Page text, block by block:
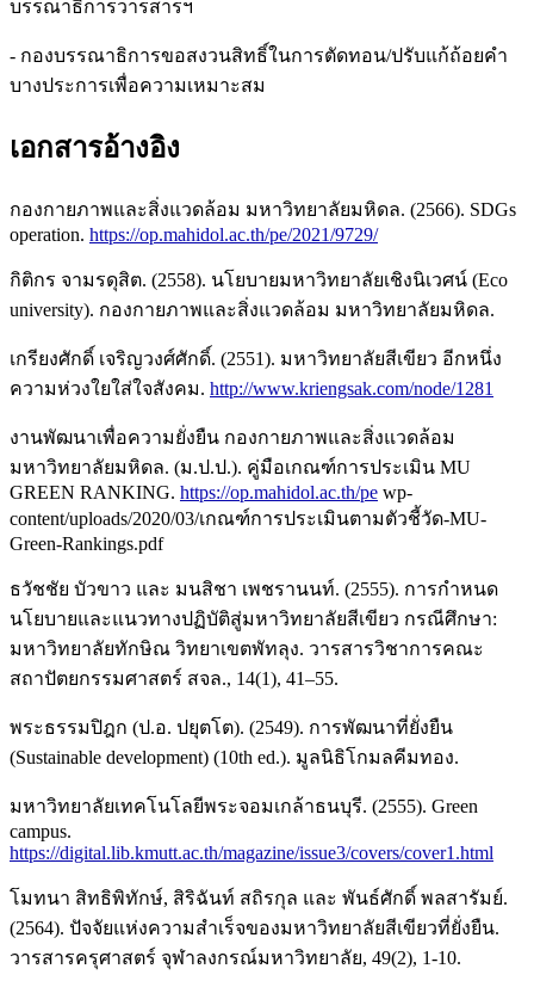
บรรณาธิการวารสารฯ
- กองบรรณาธิการขอสงวนสิทธิ์ในการตัดทอน/ปรับแก้ถ้อยคำ
บางประการเพื่อความเหมาะสม
เอกสารอ้างอิง
กองกายภาพและสิ่งแวดล้อม มหาวิทยาลัยมหิดล. (2566). SDGs
operation. https://op.mahidol.ac.th/pe/2021/9729/
กิติกร จามรดุสิต. (2558). นโยบายมหาวิทยาลัยเชิงนิเวศน์ (Eco
university). กองกายภาพและสิ่งแวดล้อม มหาวิทยาลัยมหิดล.
เกรียงศักดิ์ เจริญวงศ์ศักดิ์. (2551). มหาวิทยาลัยสีเขียว อีกหนึ่ง
ความห่วงใยใส่ใจสังคม. http://www.kriengsak.com/node/1281
งานพัฒนาเพื่อความยั่งยืน กองกายภาพและสิ่งแวดล้อม
มหาวิทยาลัยมหิดล. (ม.ป.ป.). คู่มือเกณฑ์การประเมิน MU
GREEN RANKING. https://op.mahidol.ac.th/pe wp-
content/uploads/2020/03/เกณฑ์การประเมินตามตัวชี้วัด-MU-
Green-Rankings.pdf
ธวัชชัย บัวขาว และ มนสิชา เพชรานนท์. (2555). การกำหนด
นโยบายและแนวทางปฏิบัติสู่มหาวิทยาลัยสีเขียว กรณีศึกษา:
มหาวิทยาลัยทักษิณ วิทยาเขตพัทลุง. วารสารวิชาการคณะ
สถาปัตยกรรมศาสตร์ สจล., 14(1), 41–55.
พระธรรมปิฎก (ป.อ. ปยุตโต). (2549). การพัฒนาที่ยั่งยืน
(Sustainable development) (10th ed.). มูลนิธิโกมลคีมทอง.
มหาวิทยาลัยเทคโนโลยีพระจอมเกล้าธนบุรี. (2555). Green
campus.
https://digital.lib.kmutt.ac.th/magazine/issue3/covers/cover1.html
โมทนา สิทธิพิทักษ์, สิริฉันท์ สถิรกุล และ พันธ์ศักดิ์ พลสารัมย์.
(2564). ปัจจัยแห่งความสำเร็จของมหาวิทยาลัยสีเขียวที่ยั่งยืน.
วารสารครุศาสตร์ จุฬาลงกรณ์มหาวิทยาลัย, 49(2), 1-10.